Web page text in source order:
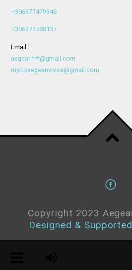
+306977479946
+306974788137
Email :
aegeanfm@gmail.com
myrtoaegeanvoice@gmail.com
Copyright 2023
Designed &